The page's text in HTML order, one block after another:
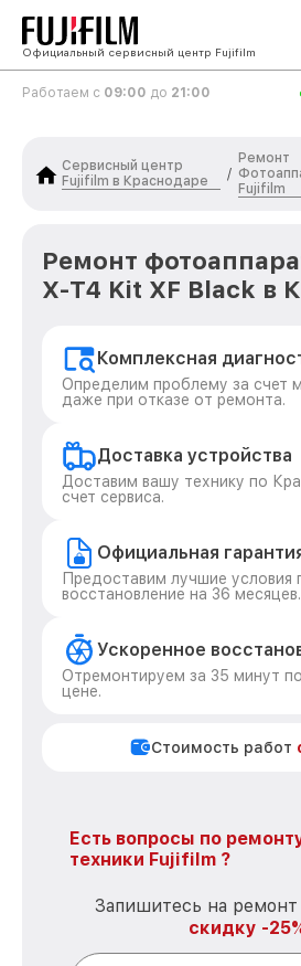
Официальный сервисный центр Fujifilm
Работаем с 09:00 до 21:00
Сервисный центр
Fujifilm в Краснодаре
/
Ремонт
Fujifilm
Ремонт
X-T4 Kit XF Black в
Комплексная
Определим проблему за счет
даже при отказе от ремонта.
Доставка устройства
Доставим вашу технику по
счет сервиса.
Официальная
Предоставим лучшие условия
восстановление на 36 месяцев.
Ускоренное
Отремонтируем за 35 минут
цене.
Стоимость работ
Есть вопросы по
техники Fujifilm ?
Запишитесь на ремонт
скидку -